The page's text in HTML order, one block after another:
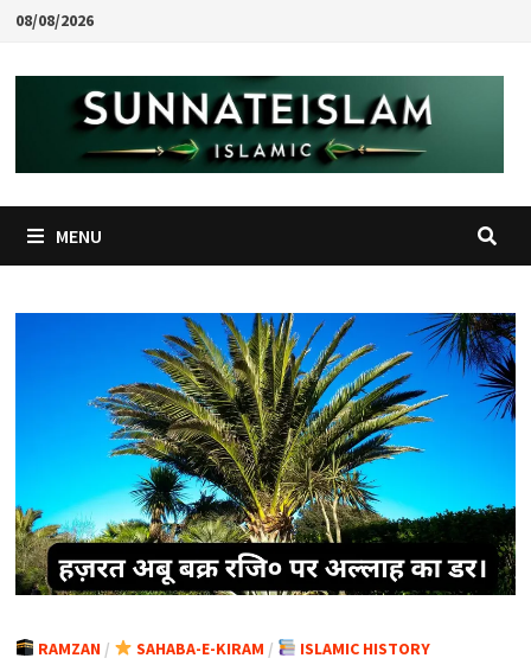
Skip
content
08/08/2026
MENU
RAMZAN/ SAHABA-E-KIRAM / ISLAMIC HISTORY